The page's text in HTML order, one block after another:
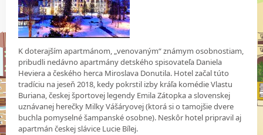
K doterajším apartmánom, „venovaným“ známym osobnostiam,
pribudli nedávno apartmány detského spisovateľa Daniela
Heviera a českého herca Miroslava Donutila. Hotel začal túto
tradíciu na jeseň 2018, kedy pokrstil izby kráľa komédie Vlastu
Buriana, českej športovej legendy Emila Zátopka a slovenskej
uznávanej herečky Milky Vášáryovej (ktorá si o tamojšie dvere
buchla pomyselné šampanské osobne). Neskôr hotel pripravil aj
apartmán českej slávice Lucie Bílej.